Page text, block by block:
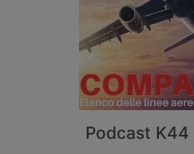
Podcast K44